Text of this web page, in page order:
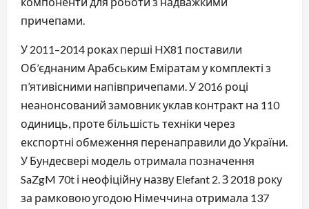
причепами.
У 2011–2014 роках перші HX81 поставили
Об’єднаним Арабським Еміратам у комплекті з
п’ятивісними напівпричепами. У 2016 році
неанонсований замовник уклав контракт на 110
одиниць, проте більшість техніки через
експортні обмеження перенаправили до України.
У Бундесвері модель отримала позначення
SaZgM 70t і неофіційну назву Elefant 2. З 2018 року
за рамковою угодою Німеччина отримала 137